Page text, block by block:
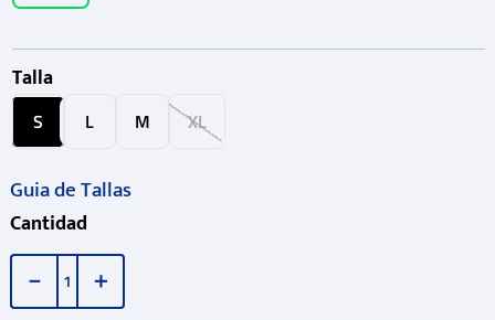
Talla
S L M XL
Guia de Tallas
Cantidad
＋
－